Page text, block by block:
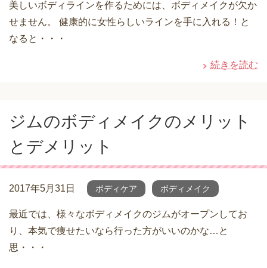
美しいボディラインを作るためには、ボディメイクが欠か
せません。 健康的に女性らしいラインを手に入れる！と
なると・・・
続きを読む
ジムのボディメイクのメリット
とデメリット
2017年5月31日 ボディケア ボディメイク
最近では、様々なボディメイクのジムがオープンしてお
り、本気で痩せたいなら行った方がいいのかな…と
思・・・